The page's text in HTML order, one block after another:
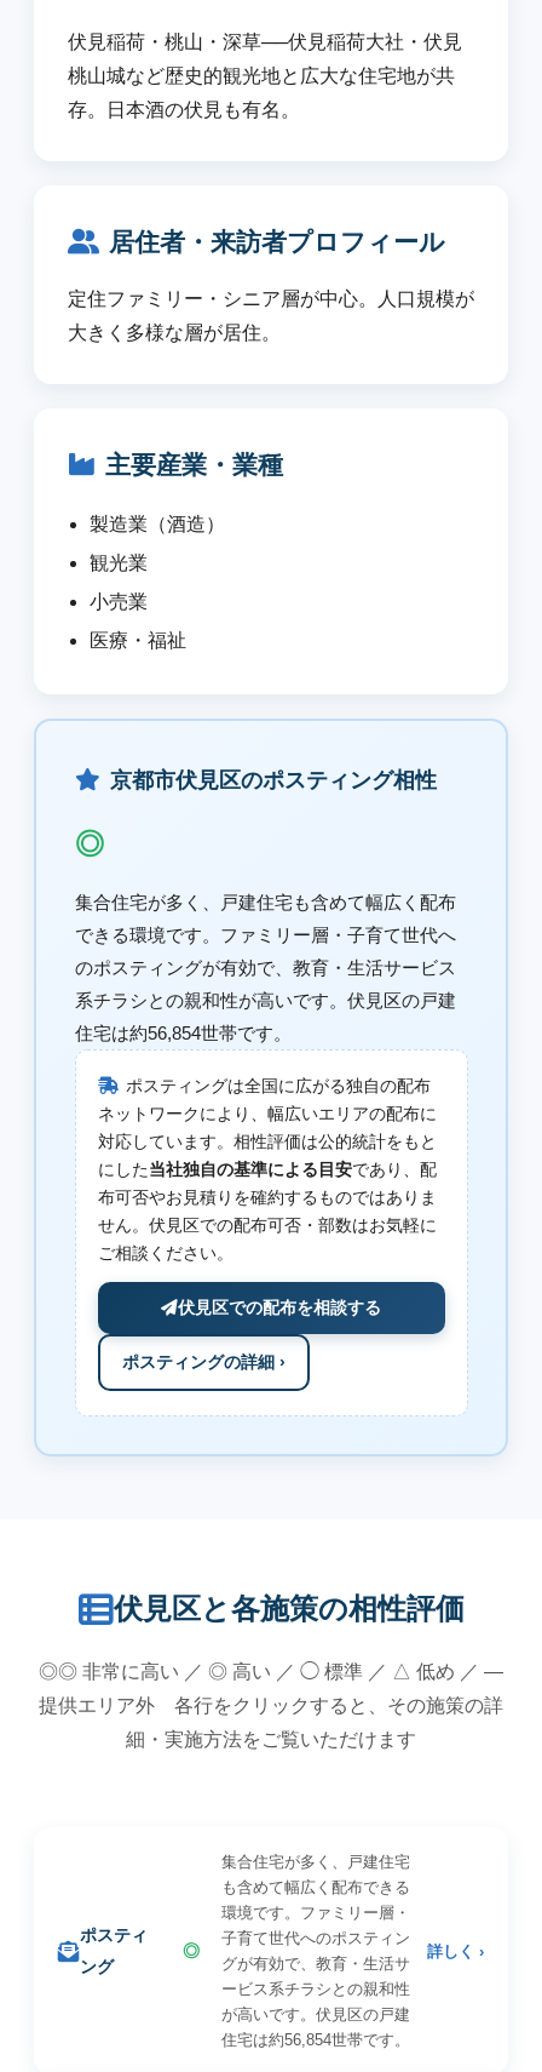
伏見稲荷・桃山・深草──伏見稲荷大社・伏見
桃山城など歴史的観光地と広大な住宅地が共
存。日本酒の伏見も有名。
居住者・来訪者プロフィール
定住ファミリー・シニア層が中心。人口規模が
大きく多様な層が居住。
主要産業・業種
製造業（酒造）
観光業
小売業
医療・福祉
京都市伏見区のポスティング相性
◎
集合住宅が多く、戸建住宅も含めて幅広く配布
できる環境です。ファミリー層・子育て世代へ
のポスティングが有効で、教育・生活サービス
系チラシとの親和性が高いです。伏見区の戸建
住宅は約56,854世帯です。
ポスティングは全国に広がる独自の配布
ネットワークにより、幅広いエリアの配布に
対応しています。相性評価は公的統計をもと
にした当社独自の基準による目安であり、配
布可否やお見積りを確約するものではありま
せん。伏見区での配布可否・部数はお気軽に
ご相談ください。
伏見区での配布を相談する
ポスティングの詳細 ›
伏見区と各施策の相性評価
◎◎ 非常に高い ／ ◎ 高い ／ ◯ 標準 ／ △ 低め ／ —
提供エリア外 各行をクリックすると、その施策の詳
細・実施方法をご覧いただけます
ポスティ
ング
◎
集合住宅が多く、戸建住宅
も含めて幅広く配布できる
環境です。ファミリー層・
子育て世代へのポスティン
グが有効で、教育・生活サ
ービス系チラシとの親和性
が高いです。伏見区の戸建
住宅は約56,854世帯です。
詳しく ›